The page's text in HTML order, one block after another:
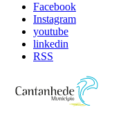
Facebook
Instagram
youtube
linkedin
RSS